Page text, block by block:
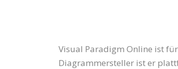
Visual Paradigm Online ist
Diagrammersteller ist er